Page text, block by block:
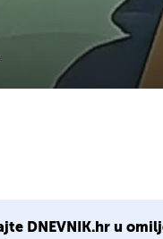
DNEVNIK.hr u